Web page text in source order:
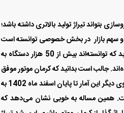
از کرمان‌ موتور باشیم. این رشد تیراژ
کشور باشد. هرچند که پیش‌بینی می‌شود تا
ظرفیت تولید و رویکرد نوین مدیران ارشد